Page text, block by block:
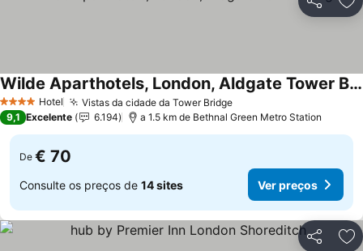
Partilhar
4 EstrelasHotel Vistas da cidade da Tower BridgeVer preços
Wilde Aparthotels, London, Aldgate Tower Bridge
Ver preços
9,1 Excelente 6.194 a 1.5 km de Bethnal Green Metro Station
De € 70
Consulte os preços de 14 sites Ver preços
Partilhar